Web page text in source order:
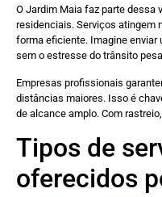
O Jardim Maia faz parte dessa
residenciais. Serviços atingem
forma eficiente. Imagine enviar
sem o estresse do trânsito
Empresas profissionais
distâncias maiores. Isso é
de alcance amplo. Com
Tipos de
oferecidos